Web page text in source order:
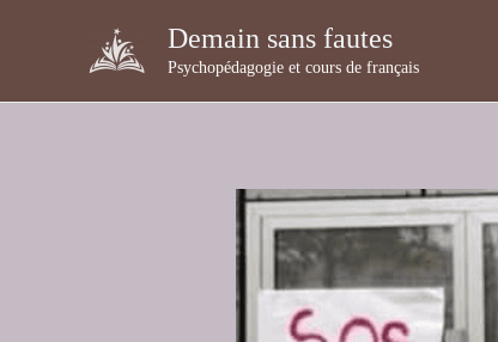
Demain sans fautes
Psychopédagogie et cours de français